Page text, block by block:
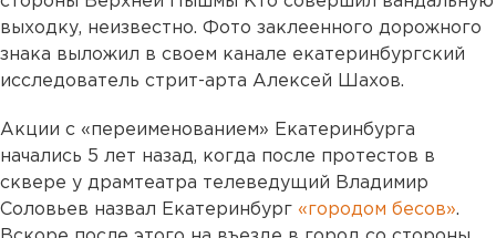
выходку, неизвестно. Фото заклеенного дорожного
знака выложил в своем канале екатеринбургский
исследователь стрит-арта Алексей Шахов.
Акции с «переименованием» Екатеринбурга
начались 5 лет назад, когда после протестов в
сквере у драмтеатра телеведущий Владимир
Соловьев назвал Екатеринбург «городом бесов».